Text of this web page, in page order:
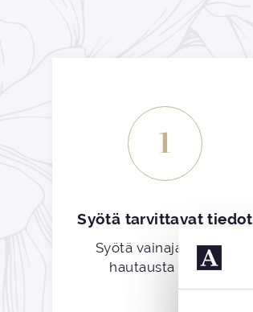
1
Syötä tarvittavat tiedot
Syötä vainajan tiedot
hautausta varten